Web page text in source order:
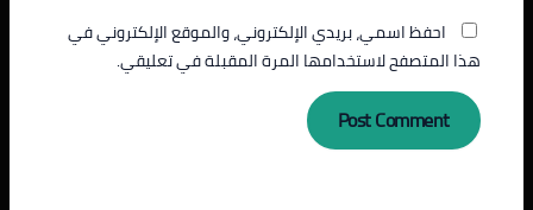
احفظ اسمي، بريدي الإلكتروني، والموقع الإلكتروني في
هذا المتصفح لاستخدامها المرة المقبلة في تعليقي.